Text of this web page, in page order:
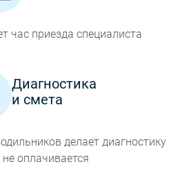
час приезда специалиста
Диагностика
и смета
делает диагностику
оплачивается